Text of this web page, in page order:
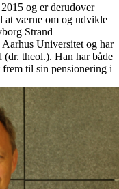
og er derudover
at værne om og udvikle
Strand
Aarhus Universitet og har
theol.). Han har både
til sin pensionering i